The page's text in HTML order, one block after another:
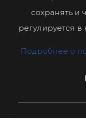
сохранять и
регулируется в
Подробнее о